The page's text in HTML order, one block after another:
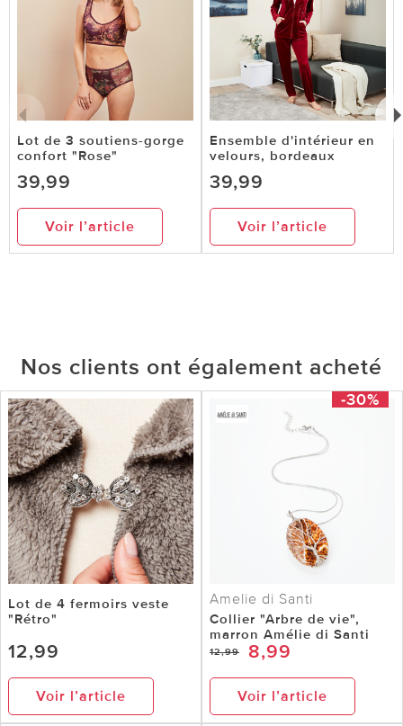
Lot de 3 soutiens-gorge
confort "Rose"
39,99
Voir l’article
Ensemble d'intérieur en
velours, bordeaux
39,99
Voir l’article
Nos clients ont également acheté
Lot de 4 fermoirs veste
"Rétro"
12,99
Voir l’article
-30%
Amelie di Santi
Collier "Arbre de vie",
marron Amélie di Santi
12,99 8,99
Voir l’article